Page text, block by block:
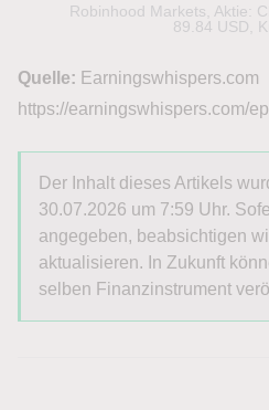
Robinhood Markets, Aktie:
89.84 USD,
Quelle: Earningswhispers.com
https://earningswhispers.com/
Der Inhalt dieses Artikels
30.07.2026 um 7:59 Uhr.
angegeben, beabsichtigen
aktualisieren. In Zukunft
selben Finanzinstrument